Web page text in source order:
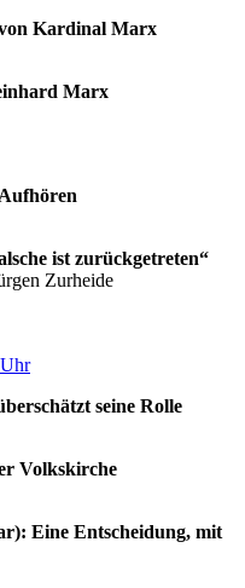
Kardinal Marx
Marx
ist zurückgetreten“
Zurheide
seine Rolle
Volkskirche
Eine Entscheidung, mit